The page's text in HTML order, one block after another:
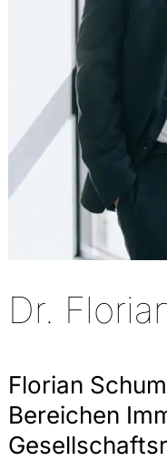
Dr.
Florian
Bereichen